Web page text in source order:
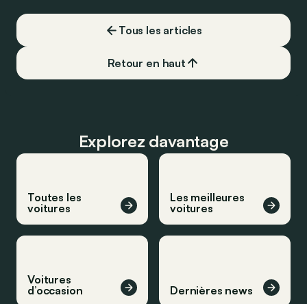
Tous les articles
Retour en haut
Explorez davantage
Toutes les
voitures
Les meilleures
voitures
Voitures
d’occasion
Dernières news